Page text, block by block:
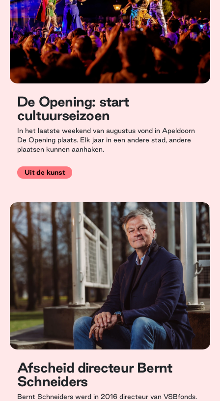
De Opening: start
cultuurseizoen
In het laatste weekend van augustus vond in Apeldoorn
De Opening plaats. Elk jaar in een andere stad, andere
plaatsen kunnen aanhaken.
Uit de kunst
Afscheid directeur Bernt
Schneiders
Bernt Schneiders werd in 2016 directeur van VSBfonds.